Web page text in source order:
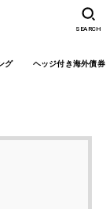
グ ヘッジ付き海外債
SEARCH